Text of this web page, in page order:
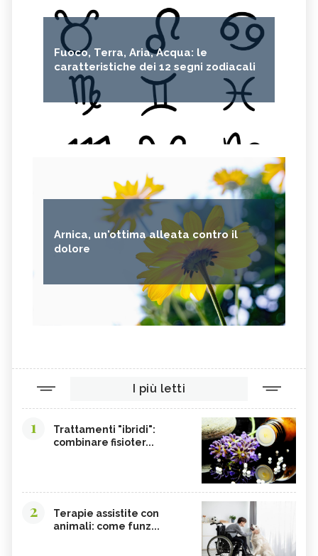
Fuoco, Terra, Aria, Acqua: le
caratteristiche dei 12 segni zodiacali
Arnica, un'ottima alleata contro il
dolore
I più letti
1
Trattamenti "ibridi":
combinare fisioter...
2
Terapie assistite con
animali: come funz...